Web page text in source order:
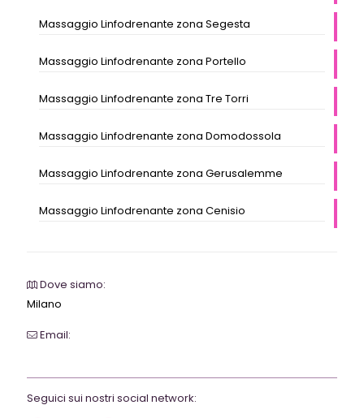
Massaggio Linfodrenante zona Segesta
Massaggio Linfodrenante zona Portello
Massaggio Linfodrenante zona Tre Torri
Massaggio Linfodrenante zona Domodossola
Massaggio Linfodrenante zona Gerusalemme
Massaggio Linfodrenante zona Cenisio
Dove siamo:
Milano
Email:
Seguici sui nostri social network: